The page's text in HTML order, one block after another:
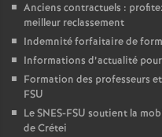
Anciens contractuels :
meilleur reclassement
Indemnité forfaitaire de
Informations d’actualité
Formation des professeurs et
FSU
LeSNES-FSU soutient la
de Crétei